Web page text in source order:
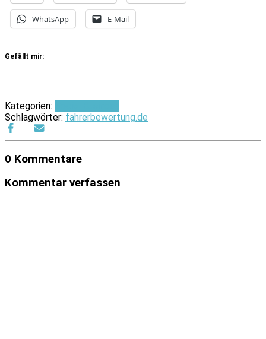
WhatsApp E-Mail
Gefällt mir:
Kategorien:
Schlagwörter: fahrerbewertung.de
0 Kommentare
Kommentar verfassen